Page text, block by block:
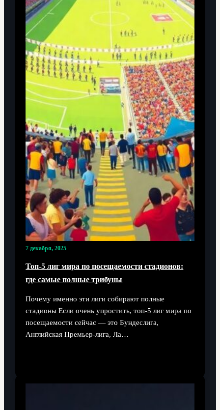
7 декабря, 2025
Топ-5 лиг мира по посещаемости стадионов:
где самые полные трибуны
Почему именно эти лиги собирают полные
стадионы Если очень упростить, топ-5 лиг мира по
посещаемости сейчас — это Бундеслига,
Английская Премьер-лига, Ла…